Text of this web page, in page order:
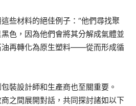
些材料的絕佳例子：“他們尋找聚
色，因為他們會將其分解成氣體並
油再轉化為原生塑料——從而形成循
裝設計師和生產商也至關重要。
商之間展開對話，共同探討諸如以下